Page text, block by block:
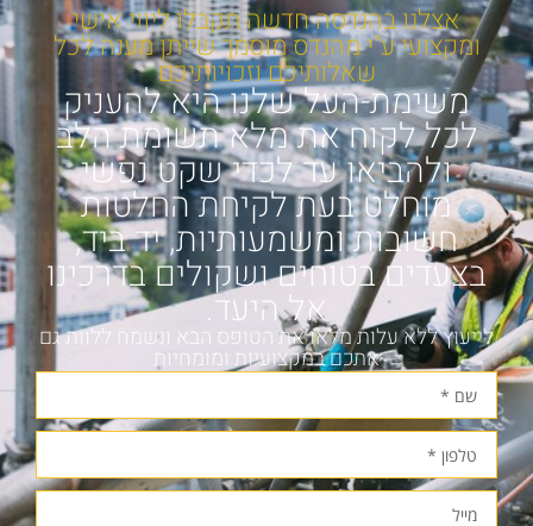
אצלנו בהנדסה חדשה תקבלו ליווי אישי
ומקצועי ע"י מהנדס מוסמך שייתן מענה לכל
שאלותיכם וזכויותיכם
משימת-העל שלנו היא להעניק
לכל לקוח את מלא תשומת הלב
ולהביאו עד לכדי שקט נפשי
מוחלט בעת לקיחת החלטות
חשובות ומשמעותיות, יד ביד,
בצעדים בטוחים ושקולים בדרכינו
אל היעד.
לייעוץ ללא עלות מלאו את הטופס הבא ונשמח ללוות גם
אתכם במקצועיות ומומחיות